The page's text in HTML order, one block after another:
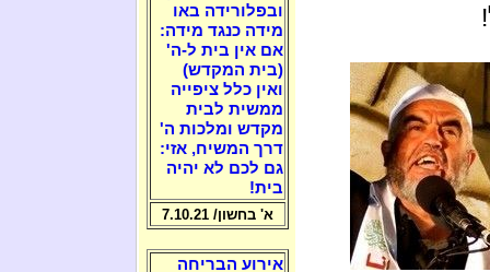
ובפלורידה באו
מידה כנגד מידה:
אם אין בית ל-ה'
(בית המקדש)
ואין כלל ציפייה
ממשית לבית
מקדש ומלכות ה'
דרך המשיח, אזי:
גם לכם לא יהיה
בית!
א' בחשון/ 7.10.21
אירוע הבריחה